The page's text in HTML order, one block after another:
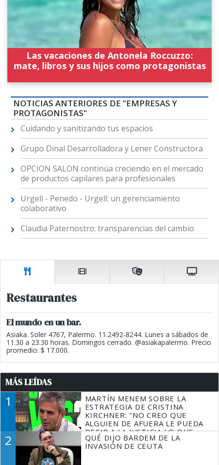
Las vacaciones de Antonela Roccuzzo:
mate, libros y sus hijos como protagonistas
NOTICIAS ANTERIORES DE "EMPRESAS Y
PROTAGONISTAS"
Cuidando y sanitizando tus espacios
Grupo Dinal Desarrolladora y Lener Constructora
OPCION SALON continúa creciendo en el mercado
de productos capilares para profesionales
Urgell - Penedo - Urgell: un gerenciamiento
colaborativo
Claudia Paternostro: transparencias del cambio
Restaurantes
El mundo en un bar.
Asiaka. Soler 4767, Palermo. 11.2492-8244. Lunes a sábados de
11.30 a 23.30 horas. Domingos cerrado. @asiakapalermo. Precio
promedio: $ 17.000.
MÁS LEÍDAS
1
MARTÍN MENEM SOBRE LA
ESTRATEGIA DE CRISTINA
KIRCHNER: "NO CREO QUE
ALGUIEN DE AFUERA LE PUEDA
DECIR A LA JUSTICIA LO QUE
TIENE QUE HACER"
2
QUÉ DIJO BARDEM DE LA
INVASIÓN DE CEUTA